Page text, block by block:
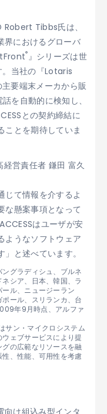
Tibbs氏は、
界におけるグローバ
®』シリーズは世
。当社の『Lotaris
要端末メーカから販
を自動的に検知し、
との契約締結に
ことを期待していま
経営責任者 鎌田 富久
じて情報を介するよ
な懸案事項となって
はユーザが安
ようなソフトウェア
と述べています。
グラディシュ、ブルネ
シア、日本、韓国、ラ
ル、ニュージーラン
ール、スリランカ、台
年9月時点、アルファ
ン・マイクロシステム
ェブサービスにより提
の広範なリソースを融
、性能、可用性を考慮
向け組込み型インタ